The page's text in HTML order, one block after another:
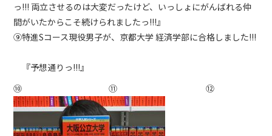
っ!!! 両立させるのは大変だったけど、いっしょにがんばれる仲
間がいたからこそ続けられましたっ!!!』
⑨特進Sコース現役男子が、京都大学 経済学部に合格しました!!!
『予想通りっ!!!』
➉ ⑪ ⑫